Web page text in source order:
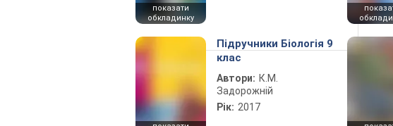
показати
обкладинку
Підручники Біологія 9
клас
Автори: К.М.
Задорожній
Рік: 2017